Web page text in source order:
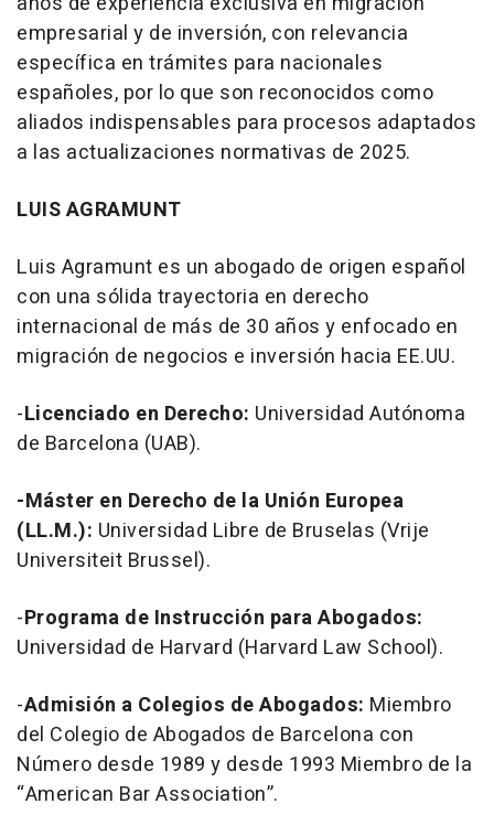
empresarial y de inversión, con relevancia
específica en trámites para nacionales
españoles, por lo que son reconocidos como
aliados indispensables para procesos adaptados
a las actualizaciones normativas de 2025.
LUIS AGRAMUNT
Luis Agramunt es un abogado de origen español
con una sólida trayectoria en derecho
internacional de más de 30 años y enfocado en
migración de negocios e inversión hacia EE.UU.
-Licenciado en Derecho: Universidad Autónoma
de Barcelona (UAB).
-Máster en Derecho de la Unión Europea
(LL.M.): Universidad Libre de Bruselas (Vrije
Universiteit Brussel).
-Programa de Instrucción para Abogados:
Universidad de Harvard (Harvard Law School).
-Admisión a Colegios de Abogados: Miembro
del Colegio de Abogados de Barcelona con
Número desde 1989 y desde 1993 Miembro de la
“American Bar Association”.